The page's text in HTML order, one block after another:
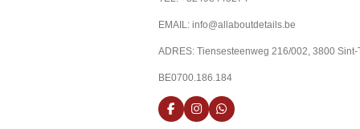
EMAIL: info@allaboutdetails.be
ADRES: Tiensesteenweg 216/002, 3800 Sint-
BE0700.186.184
F
a
I
n
W
h